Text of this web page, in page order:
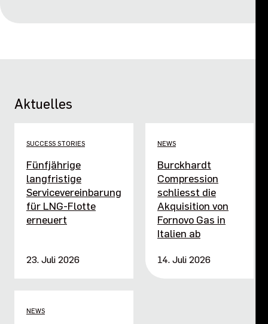
Aktuelles
SUCCESS STORIES
Fünfjährige
langfristige
Servicevereinbarung
für LNG-Flotte
erneuert
23. Juli 2026
NEWS
Burckhardt
Compression
schliesst die
Akquisition von
Fornovo Gas in
Italien ab
14. Juli 2026
NEWS